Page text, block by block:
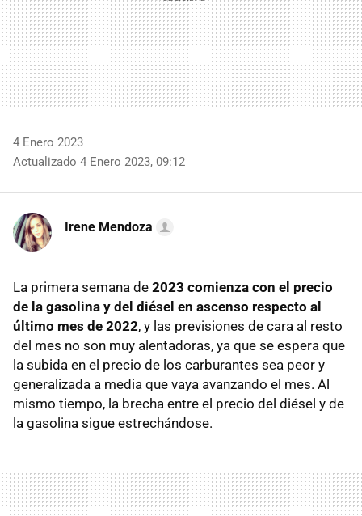
4 Enero 2023
Actualizado 4 Enero 2023, 09:12
Irene Mendoza
La primera semana de 2023 comienza con el precio
de la gasolina y del diésel en ascenso respecto al
último mes de 2022, y las previsiones de cara al resto
del mes no son muy alentadoras, ya que se espera que
la subida en el precio de los carburantes sea peor y
generalizada a media que vaya avanzando el mes. Al
mismo tiempo, la brecha entre el precio del diésel y de
la gasolina sigue estrechándose.